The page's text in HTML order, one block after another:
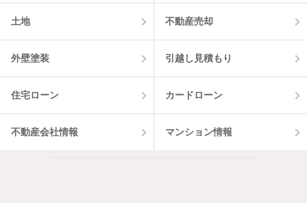
土地 不動産売却
外壁塗装 引越し見積もり
住宅ローン カードローン
不動産会社情報 マンション情報